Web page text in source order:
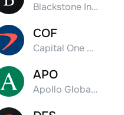
Blackstone Inc.
COF
Capital One Financial
APO
Apollo Global Management, Inc.